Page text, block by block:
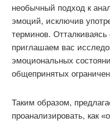
необычный подход к
эмоций, исключив
терминов.
приглашаем вас
эмоциональных
общепринятых
Таким образом,
проанализировать, как